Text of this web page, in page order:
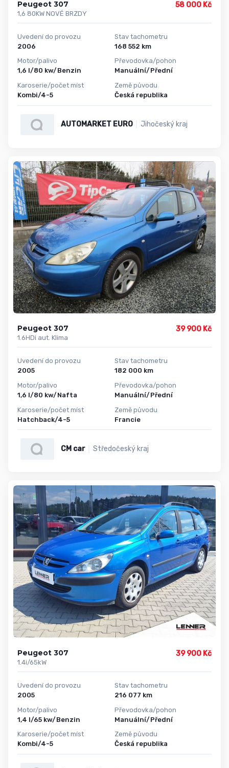
Peugeot 307
1,6 80KW NOVÉ BRZDY
58 000 Kč
Uvedení do provozu
2006
Motor/palivo
1,6 l/80 kw/Benzin
Karoserie/počet míst
Kombi/4-5
Stav tachometru
168 552 km
Převodovka/pohon
Manuální/Přední
Země původu
Česká republika
AUTOMARKET EURO Jihočeský kraj
Peugeot 307
1.6HDi aut. Klima
39 900 Kč
Uvedení do provozu
2005
Motor/palivo
1,6 l/80 kw/Nafta
Karoserie/počet míst
Hatchback/4-5
Stav tachometru
182 000 km
Převodovka/pohon
Manuální/Přední
Země původu
Francie
CM car Středočeský kraj
Peugeot 307
1.4i/65kW
39 900 Kč
Uvedení do provozu
2005
Motor/palivo
1,4 l/65 kw/Benzin
Karoserie/počet míst
Kombi/4-5
Stav tachometru
216 077 km
Převodovka/pohon
Manuální/Přední
Země původu
Česká republika